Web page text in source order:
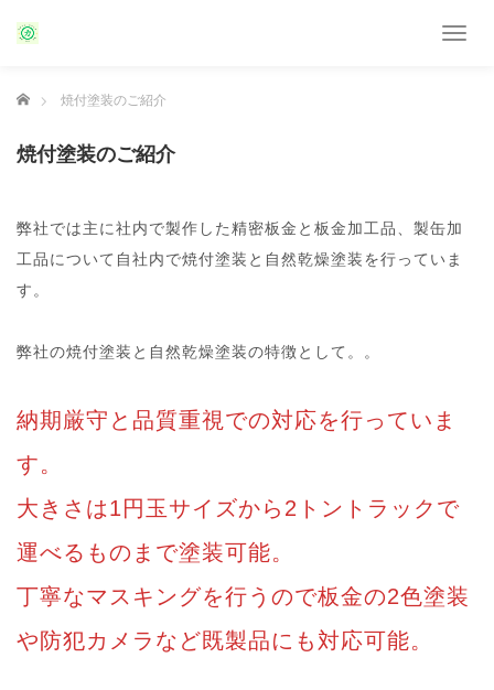
T
i
g
ホーム 焼付塗装のご紹介
焼付塗装のご紹介
弊社では主に社内で製作した精密板金と板金加工品、製缶加
工品について自社内で焼付塗装と自然乾燥塗装を行っていま
す。
弊社の焼付塗装と自然乾燥塗装の特徴として。。
納期厳守と品質重視での対応を行っていま
す。
大きさは1円玉サイズから2トントラックで
運べるものまで塗装可能。
丁寧なマスキングを行うので板金の2色塗装
や防犯カメラなど既製品にも対応可能。